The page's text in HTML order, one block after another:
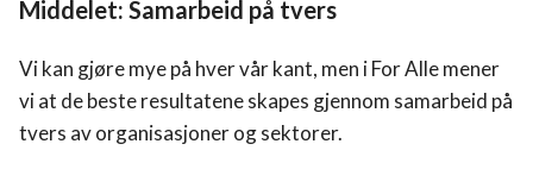
Middelet: Samarbeid på tvers
Vi kan gjøre mye på hver vår kant, men i For Alle mener
vi at de beste resultatene skapes gjennom samarbeid på
tvers av organisasjoner og sektorer.